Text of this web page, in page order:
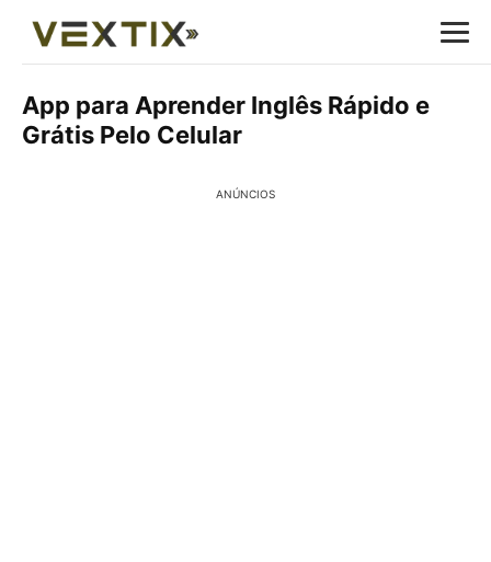
App para Aprender Inglês Rápido e
Grátis Pelo Celular
ANÚNCIOS